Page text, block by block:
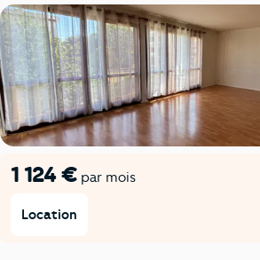
1 124 € par mois
Location